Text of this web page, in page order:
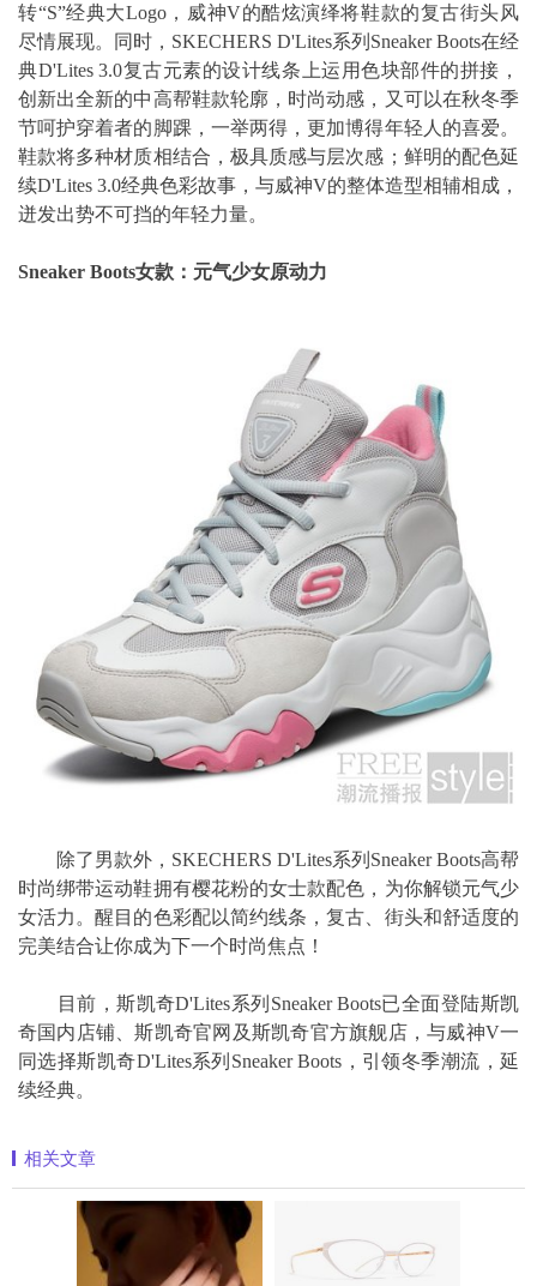
转“S”经典大Logo，威神V的酷炫演绎将鞋款的复古街头风
尽情展现。同时，SKECHERS D'Lites系列Sneaker Boots在经
典D'Lites 3.0复古元素的设计线条上运用色块部件的拼接，
创新出全新的中高帮鞋款轮廓，时尚动感，又可以在秋冬季
节呵护穿着者的脚踝，一举两得，更加博得年轻人的喜爱。
鞋款将多种材质相结合，极具质感与层次感；鲜明的配色延
续D'Lites 3.0经典色彩故事，与威神V的整体造型相辅相成，
迸发出势不可挡的年轻力量。
Sneaker Boots女款：元气少女原动力
除了男款外，SKECHERS D'Lites系列Sneaker Boots高帮
时尚绑带运动鞋拥有樱花粉的女士款配色，为你解锁元气少
女活力。醒目的色彩配以简约线条，复古、街头和舒适度的
完美结合让你成为下一个时尚焦点！
目前，斯凯奇D'Lites系列Sneaker Boots已全面登陆斯凯
奇国内店铺、斯凯奇官网及斯凯奇官方旗舰店，与威神V一
同选择斯凯奇D'Lites系列Sneaker Boots，引领冬季潮流，延
续经典。
相关文章